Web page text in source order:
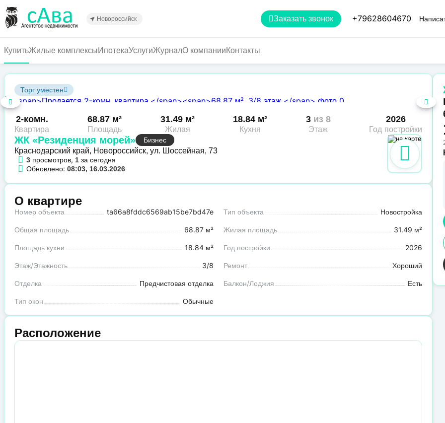
Перейти
основному
Новороссийск Заказать звонок +79628604670
КупитьЖилые комплексыИпотекаУслугиЖурналО компанииКонтакты
Торг уместен
2-комн.
Квартира
68.87 м²
Площадь
31.49 м²
Жилая
18.84 м²
Кухня
3 из 8
Этаж
2026
Год постройки
ЖК «Резиденция морей»
Бизнес
Краснодарский край, Новороссийск, ул. Шоссейная, 73
3 просмотров, 1 за сегодня
Обновлено: 08:03, 16.03.2026
О квартире
Номер объекта ta66a8fddc6569ab15be7bd47e Тип объекта Новостройка
Общая площадь 68.87 м² Жилая площадь 31.49 м²
Площадь кухни 18.84 м² Год постройки 2026
Этаж/Этажность 3/8 Ремонт Хороший
Отделка Предчистовая отделка Балкон/Лоджия Есть
Тип окон Обычные
Расположение